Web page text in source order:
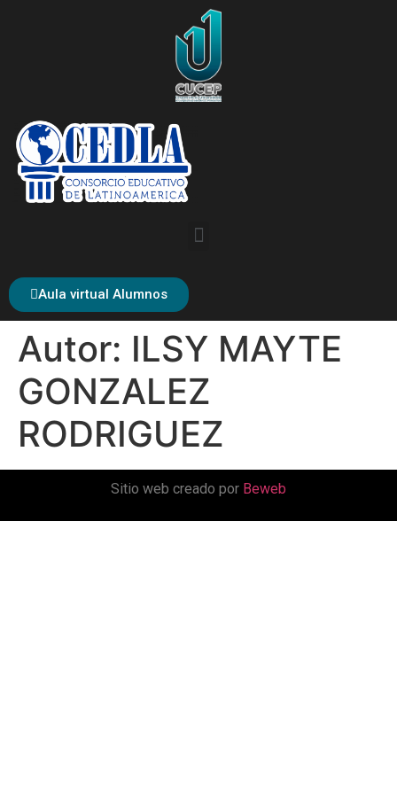
Aula virtual Alumnos
Autor: ILSY MAYTE
GONZALEZ
RODRIGUEZ
Sitio web creado por Beweb